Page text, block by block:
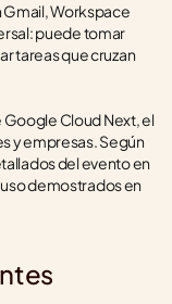
Gmail, Workspace
puede tomar
tareas que cruzan
Google Cloud Next, el
del evento en
demostrados en